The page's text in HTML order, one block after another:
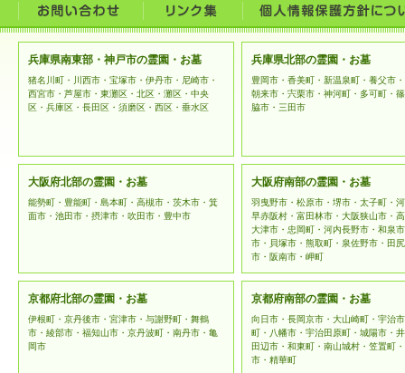
兵庫県南東部・神戸市の霊園・お墓
猪名川町・川西市・宝塚市・伊丹市・尼崎市・
西宮市・芦屋市・東灘区・北区・灘区・中央
区・兵庫区・長田区・須磨区・西区・垂水区
兵庫県北部の霊園・お墓
豊岡市・香美町・新温泉町・養父市
朝来市・宍栗市・神河町・多可町・
脇市・三田市
大阪府北部の霊園・お墓
能勢町・豊能町・島本町・高槻市・茨木市・箕
面市・池田市・摂津市・吹田市・豊中市
大阪府南部の霊園・お墓
羽曳野市・松原市・堺市・太子町・
早赤阪村・富田林市・大阪狭山市・
大津市・忠岡町・河内長野市・和泉
市・貝塚市・熊取町・泉佐野市・田
市・阪南市・岬町
京都府北部の霊園・お墓
伊根町・京丹後市・宮津市・与謝野町・舞鶴
市・綾部市・福知山市・京丹波町・南丹市・亀
岡市
京都府南部の霊園・お墓
向日市・長岡京市・大山崎町・宇治
町・八幡市・宇治田原町・城陽市・
田辺市・和東町・南山城村・笠置町
市・精華町